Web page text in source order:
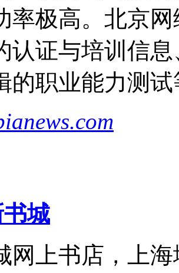
率极高。北京
认证与培训信
的职业能力测
城
网上书店，上